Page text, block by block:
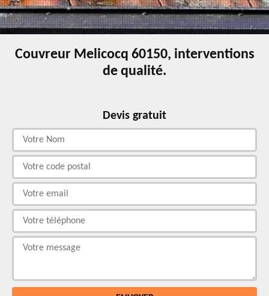
Couvreur Melicocq 60150, interventions
de qualité.
Devis gratuit